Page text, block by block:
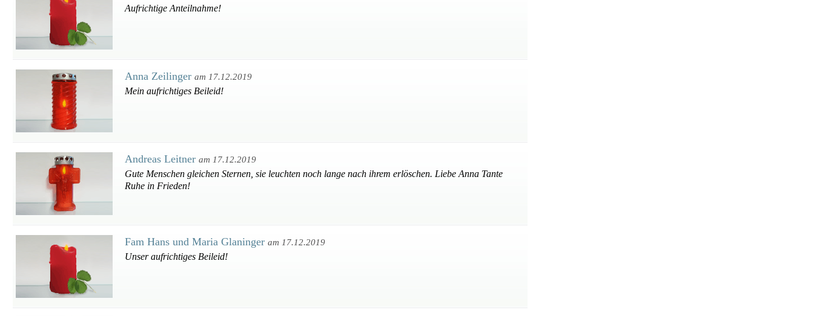
Aufrichtige Anteilnahme!
Anna Zeilinger am 17.12.2019
Mein aufrichtiges Beileid!
Andreas Leitner am 17.12.2019
Gute Menschen gleichen Sternen, sie leuchten noch lange nach ihrem erlöschen. Liebe Anna Tante
Ruhe in Frieden!
Fam Hans und Maria Glaninger am 17.12.2019
Unser aufrichtiges Beileid!